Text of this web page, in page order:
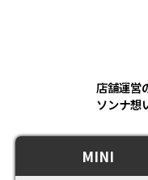
店舗運営
ソンナ想
MINI